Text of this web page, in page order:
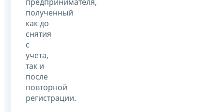
полученный
как до
снятия
с
учета,
так и
после
повторной
регистрации.